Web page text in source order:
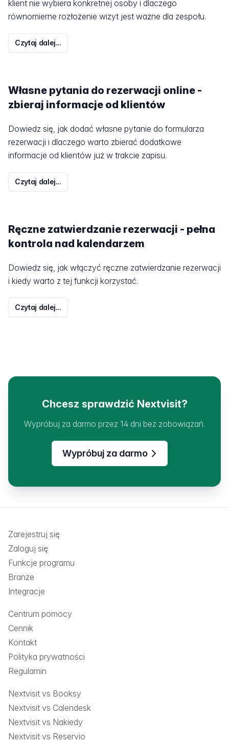
klient nie wybiera konkretnej osoby i dlaczego
równomierne rozłożenie wizyt jest ważne dla zespołu.
Czytaj dalej...
Własne pytania do rezerwacji online -
zbieraj informacje od klientów
Dowiedz się, jak dodać własne pytanie do formularza
rezerwacji i dlaczego warto zbierać dodatkowe
informacje od klientów już w trakcie zapisu.
Czytaj dalej...
Ręczne zatwierdzanie rezerwacji - pełna
kontrola nad kalendarzem
Dowiedz się, jak włączyć ręczne zatwierdzanie rezerwacji
i kiedy warto z tej funkcji korzystać.
Czytaj dalej...
Chcesz sprawdzić Nextvisit?
Wypróbuj za darmo przez 14 dni bez zobowiązań.
Wypróbuj za darmo
Zarejestruj się
Zaloguj się
Funkcje programu
Branże
Integracje
Centrum pomocy
Cennik
Kontakt
Polityka prywatności
Regulamin
Nextvisit vs Booksy
Nextvisit vs Calendesk
Nextvisit vs Nakiedy
Nextvisit vs Reservio